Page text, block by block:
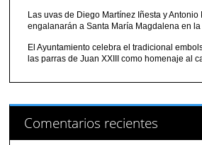
Las uvas de Diego Martínez Iñesta y Antonio
engalanarán a Santa María Magdalena en
El Ayuntamiento celebra el tradicional
las parras de Juan XXIII como homenaje al
Comentarios recientes